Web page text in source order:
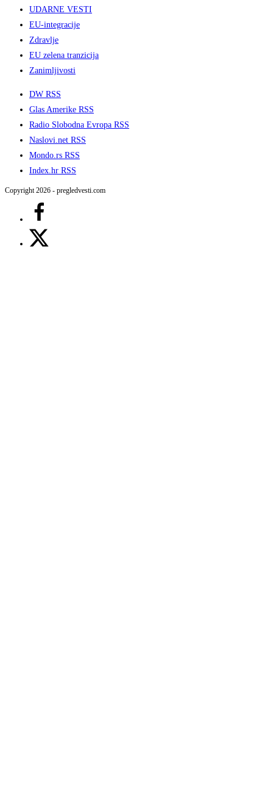
UDARNE VESTI
EU-integracije
Zdravlje
EU zelena tranzicija
Zanimljivosti
DW RSS
Glas Amerike RSS
Radio Slobodna Evropa RSS
Naslovi.net RSS
Mondo.rs RSS
Index.hr RSS
Copyright 2026 - pregledvesti.com